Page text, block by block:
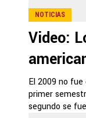
NOTICIAS
Video:
El 2009 no
primer
segundo se